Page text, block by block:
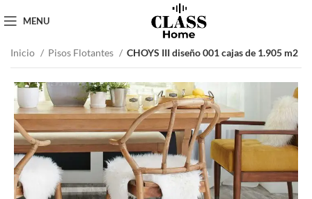
MENU
Inicio Pisos Flotantes CHOYS III diseño 001 cajas de 1.905 m2